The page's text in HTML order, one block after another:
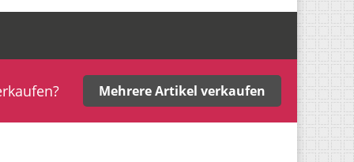
Mehrere Artikel verkaufen